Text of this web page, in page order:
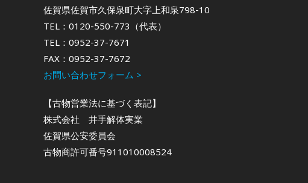
佐賀県佐賀市久保泉町大字上和泉798-10
TEL：0120-550-773（代表）
TEL：0952-37-7671
FAX：0952-37-7672
お問い合わせフォーム >
【古物営業法に基づく表記】
株式会社 井手解体実業
佐賀県公安委員会
古物商許可番号911010008524